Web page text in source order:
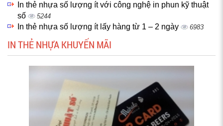
In thẻ nhựa số lượng ít với công nghệ in phun kỹ thuật
số
5244
In thẻ nhựa số lượng ít lấy hàng từ 1 – 2 ngày 6983
IN THẺ NHỰA KHUYẾN MÃI